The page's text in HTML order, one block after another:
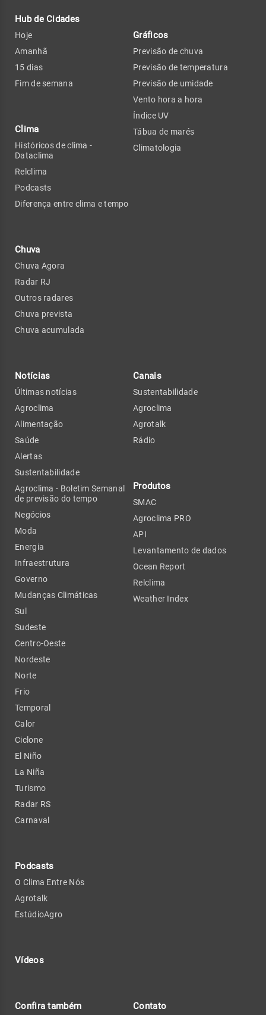
Hub de Cidades
Hoje
Amanhã
15 dias
Fim de semana
Clima
Históricos de clima -
Dataclima
Relclima
Podcasts
Diferença entre clima e tempo
Chuva
Chuva Agora
Radar RJ
Outros radares
Chuva prevista
Chuva acumulada
Gráficos
Previsão de chuva
Previsão de temperatura
Previsão de umidade
Vento hora a hora
Índice UV
Tábua de marés
Climatologia
Notícias
Últimas notícias
Agroclima
Alimentação
Saúde
Alertas
Sustentabilidade
Agroclima - Boletim Semanal
de previsão do tempo
Negócios
Moda
Energia
Infraestrutura
Governo
Mudanças Climáticas
Sul
Sudeste
Centro-Oeste
Nordeste
Norte
Frio
Temporal
Calor
Ciclone
El Niño
La Niña
Turismo
Radar RS
Carnaval
Podcasts
O Clima Entre Nós
Agrotalk
EstúdioAgro
Vídeos
Canais
Sustentabilidade
Agroclima
Agrotalk
Rádio
Produtos
SMAC
Agroclima PRO
API
Levantamento de dados
Ocean Report
Relclima
Weather Index
Confira também Contato